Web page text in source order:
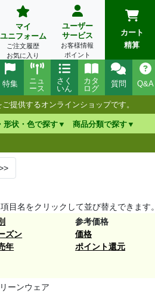
マイ
ユニフォーム
ご注文履歴
お気に入り
ユーザー
サービス
お客様情報
ポイント
カート
精算
Q&A
質問
カタ
ログ
さく
いん
ニュ
ース
特集
提供するオンラインショップです。
形状・色で探す 商品分類で探す
項目名をクリックして並び替えできます。
ズン
年
参考価格
価格
ポイント還元
ーンウェア